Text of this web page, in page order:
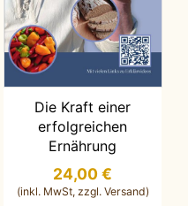
IN DEN WARENKORB LEGEN
Die Kraft einer
erfolgreichen
Ernährung
24,00 €